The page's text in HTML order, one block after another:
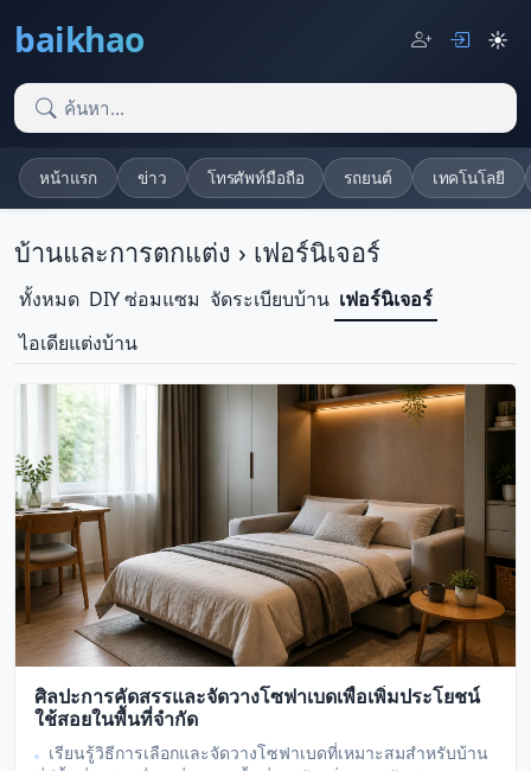
baikhao ☀️
หน้าแรก ข่าว โทรศัพท์มือถือ รถยนต์ เทคโนโลยี
บ้านและการตกแต่ง › เฟอร์นิเจอร์
ทั้งหมด DIY ซ่อมแซม จัดระเบียบบ้าน เฟอร์นิเจอร์
ไอเดียแต่งบ้าน
ศิลปะการคัดสรรและจัดวางโซฟาเบดเพื่อเพิ่มประโยชน์
ใช้สอยในพื้นที่จำกัด
เรียนรู้วิธีการเลือกและจัดวางโซฟาเบดที่เหมาะสมสำหรับบ้าน